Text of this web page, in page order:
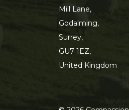
Mill Lane,
Godalming,
Surrey,
GU7 1EZ,
United Kingdom